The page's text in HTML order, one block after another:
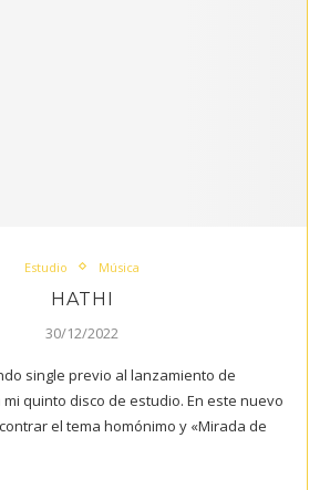
Estudio Música
HATHI
30/12/2022
single previo al lanzamiento de
mi quinto disco de estudio. En este nuevo
el tema homónimo y «Mirada de